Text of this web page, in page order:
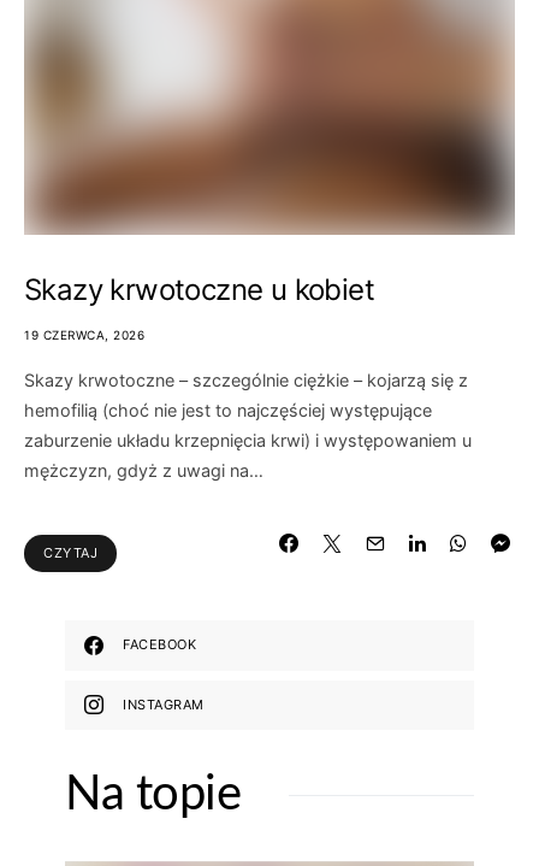
Skazy krwotoczne u kobiet
19 CZERWCA, 2026
Skazy krwotoczne – szczególnie ciężkie – kojarzą się z
hemofilią (choć nie jest to najczęściej występujące
zaburzenie układu krzepnięcia krwi) i występowaniem u
mężczyzn, gdyż z uwagi na…
CZYTAJ
FACEBOOK
INSTAGRAM
Na topie